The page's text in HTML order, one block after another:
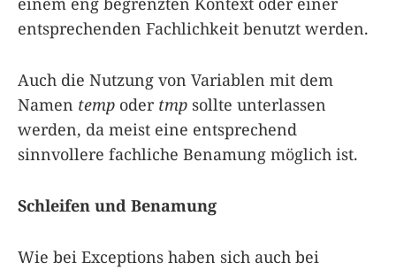
entsprechenden Fachlichkeit benutzt werden.
Auch die Nutzung von Variablen mit dem
Namen temp oder tmp sollte unterlassen
werden, da meist eine entsprechend
sinnvollere fachliche Benamung möglich ist.
Schleifen und Benamung
Wie bei Exceptions haben sich auch bei